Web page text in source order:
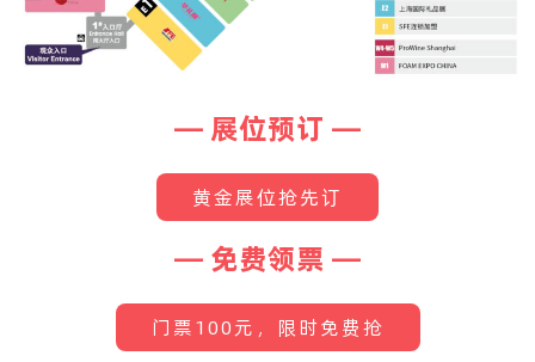
— 展位预订 —
黄金展位抢先订
— 免费领票 —
门票100元，限时免费抢